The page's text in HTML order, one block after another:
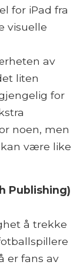
for iPad fra
visuelle
av
liten
for
noen, men
være like
Publishing)
å trekke
er fans av